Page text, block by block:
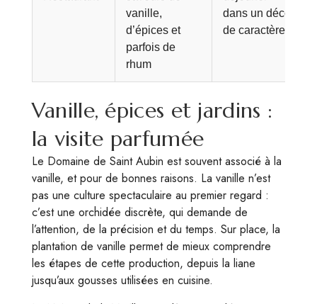
vanille,
d’épices et
parfois de
rhum
dans un décor
de caractère
Vanille, épices et jardins :
la visite parfumée
Le Domaine de Saint Aubin est souvent associé à la
vanille, et pour de bonnes raisons. La vanille n’est
pas une culture spectaculaire au premier regard :
c’est une orchidée discrète, qui demande de
l’attention, de la précision et du temps. Sur place, la
plantation de vanille permet de mieux comprendre
les étapes de cette production, depuis la liane
jusqu’aux gousses utilisées en cuisine.